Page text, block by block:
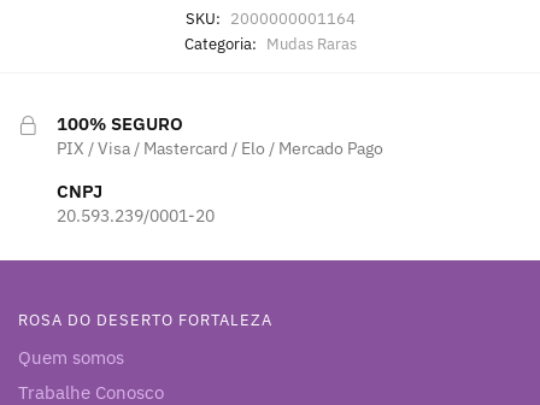
SKU: 2000000001164
Categoria: Mudas Raras
100% SEGURO
PIX / Visa / Mastercard / Elo / Mercado Pago
CNPJ
20.593.239/0001-20
ROSA DO DESERTO FORTALEZA
Quem somos
Trabalhe Conosco